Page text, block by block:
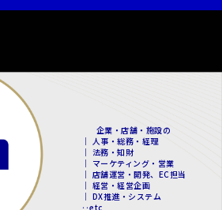
企業・店舗・施設の
｜ 人事・総務・経理
｜ 法務・知財
｜ マーケティング・営業
｜ 店舗運営・開発、EC担当
｜ 経営・経営企画
｜ DX推進・システム
‥etc